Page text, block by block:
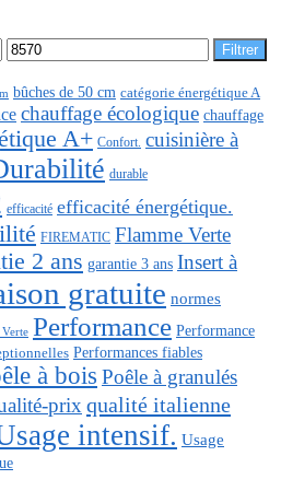
Prix
max
Filtrer
bûches de 50 cm catégorie énergétique A
chauffage écologique chauffage
A+ Confort. cuisinière à
durable
efficacité efficacité énergétique.
FIREMATIC Flamme Verte
2 ans garantie 3 ans Insert à
gratuite normes
Performance Performance
Performances fiables
à bois Poêle à granulés
prix qualité italienne
intensif. Usage